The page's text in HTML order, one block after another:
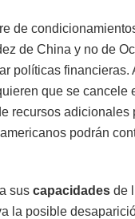
de
de China y no de
políticas financieras.
que se cancele
recursos adicionales
podrán
sus capacidades de
la posible